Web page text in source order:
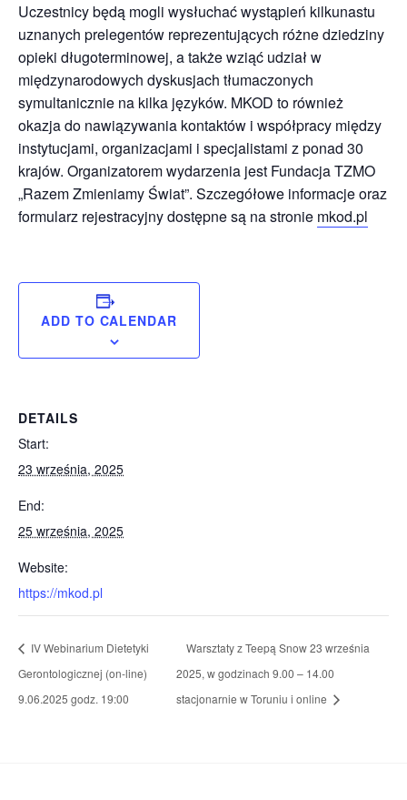
Uczestnicy będą mogli wysłuchać wystąpień kilkunastu
uznanych prelegentów reprezentujących różne dziedziny
opieki długoterminowej, a także wziąć udział w
międzynarodowych dyskusjach tłumaczonych
symultanicznie na kilka języków. MKOD to również
okazja do nawiązywania kontaktów i współpracy między
instytucjami, organizacjami i specjalistami z ponad 30
krajów. Organizatorem wydarzenia jest Fundacja TZMO
„Razem Zmieniamy Świat”. Szczegółowe informacje oraz
formularz rejestracyjny dostępne są na stronie mkod.pl
ADD TO CALENDAR
DETAILS
Start:
23 września, 2025
End:
25 września, 2025
Website:
https://mkod.pl
IV Webinarium Dietetyki
Gerontologicznej (on-line)
9.06.2025 godz. 19:00
Warsztaty z Teepą Snow 23 września
2025, w godzinach 9.00 – 14.00
stacjonarnie w Toruniu i online